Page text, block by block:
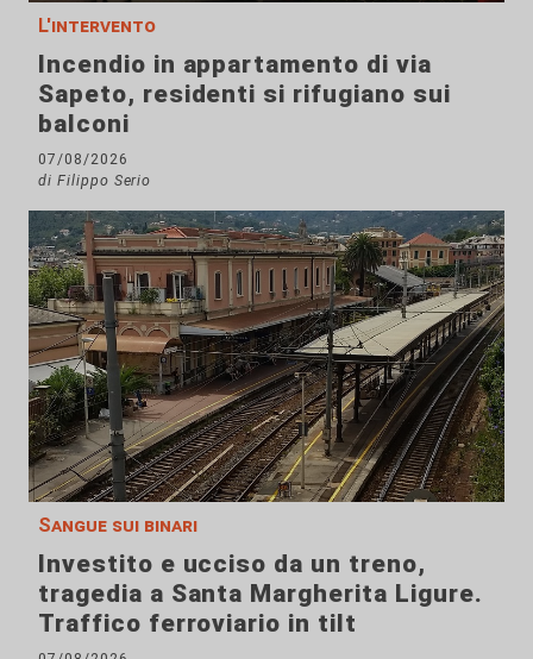
L'intervento
Incendio in appartamento di via
Sapeto, residenti si rifugiano sui
balconi
07/08/2026
di Filippo Serio
Sangue sui binari
Investito e ucciso da un treno,
tragedia a Santa Margherita Ligure.
Traffico ferroviario in tilt